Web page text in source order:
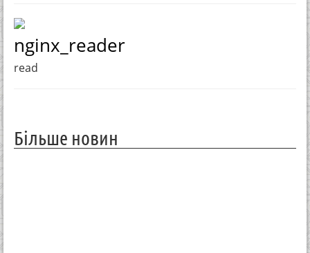
nginx_reader
read
Більше новин